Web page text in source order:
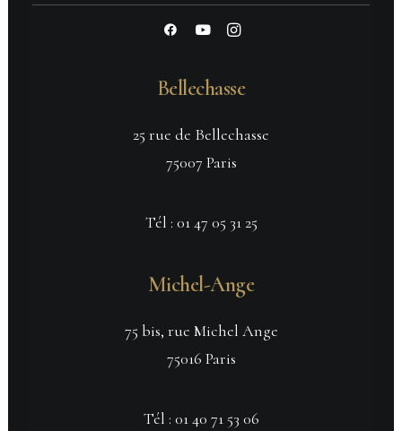
Bellechasse
25 rue de Bellechasse
75007 Paris
Tél : 01 47 05 31 25
Michel-Ange
75 bis, rue Michel Ange
75016 Paris
Tél : 01 40 71 53 06